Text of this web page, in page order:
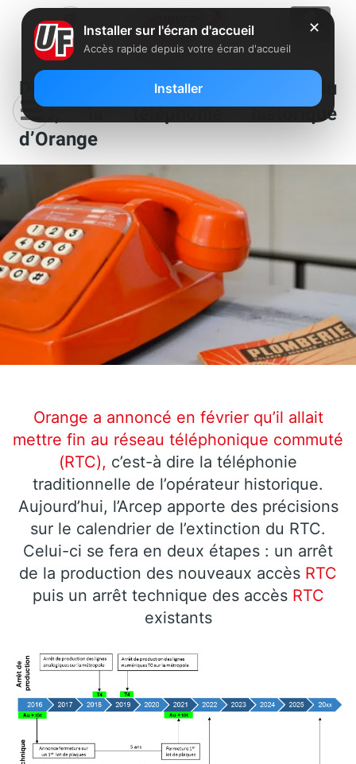
Découvrez le calendrier de l’arrêt du
RTC, la téléphonie historique
d’Orange
Orange a annoncé en février qu’il allait
mettre fin au réseau téléphonique commuté
(RTC), c’est-à dire la téléphonie
traditionnelle de l’opérateur historique.
Aujourd’hui, l’Arcep apporte des précisions
sur le calendrier de l’extinction du RTC.
Celui-ci se fera en deux étapes : un arrêt
de la production des nouveaux accès RTC
puis un arrêt technique des accèsRTC
existants
✕
Installer sur l'écran d'accueil
Accès rapide depuis votre écran d'accueil
Installer